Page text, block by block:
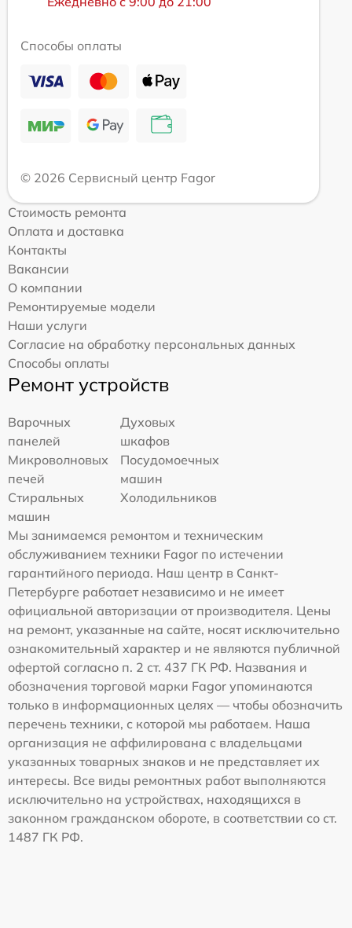
Способы оплаты
© 2026 Сервисный центр Fagor
Стоимость ремонта
Оплата и доставка
Контакты
Вакансии
О компании
Ремонтируемые модели
Наши услуги
Согласие на обработку персональных данных
Способы оплаты
Ремонт устройств
Варочных
панелей
Духовых
шкафов
Микроволновых
печей
Посудомоечных
машин
Стиральных
машин
Холодильников
Мы занимаемся ремонтом и техническим
обслуживанием техники Fagor по истечении
гарантийного периода. Наш центр в Санкт-
Петербурге работает независимо и не имеет
официальной авторизации от производителя. Цены
на ремонт, указанные на сайте, носят исключительно
ознакомительный характер и не являются публичной
офертой согласно п. 2 ст. 437 ГК РФ. Названия и
обозначения торговой марки Fagor упоминаются
только в информационных целях — чтобы обозначить
перечень техники, с которой мы работаем. Наша
организация не аффилирована с владельцами
указанных товарных знаков и не представляет их
интересы. Все виды ремонтных работ выполняются
исключительно на устройствах, находящихся в
законном гражданском обороте, в соответствии со ст.
1487 ГК РФ.